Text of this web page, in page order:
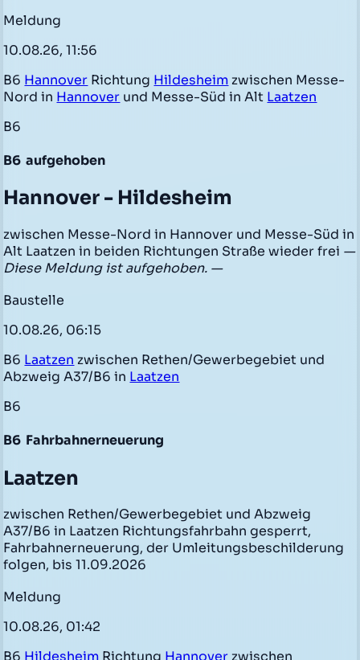
Meldung
10.08.26, 11:56
B6 Hannover Richtung Hildesheim zwischen Messe-
Nord in Hannover und Messe-Süd in Alt Laatzen
B6
B6 aufgehoben
Hannover - Hildesheim
zwischen Messe-Nord in Hannover und Messe-Süd in
Alt Laatzen in beiden Richtungen Straße wieder frei —
Diese Meldung ist aufgehoben. —
Baustelle
10.08.26, 06:15
B6 Laatzen zwischen Rethen/Gewerbegebiet und
Abzweig A37/B6 in Laatzen
B6
B6 Fahrbahnerneuerung
Laatzen
zwischen Rethen/Gewerbegebiet und Abzweig
A37/B6 in Laatzen Richtungsfahrbahn gesperrt,
Fahrbahnerneuerung, der Umleitungsbeschilderung
folgen, bis 11.09.2026
Meldung
10.08.26, 01:42
B6 Hildesheim Richtung Hannover zwischen